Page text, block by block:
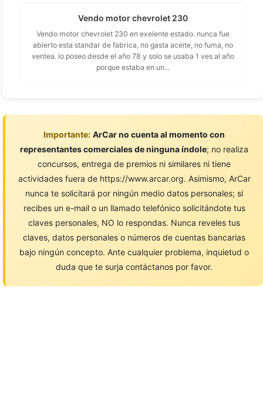
Vendo motor chevrolet 230
Vendo motor chevrolet 230 en exelente estado. nunca fue
abierto esta standar de fabrica, no gasta aceite, no fuma, no
ventea. lo poseo desde el año 78 y solo se usaba 1 ves al año
porque estaba en un...
Importante: ArCar no cuenta al momento con
representantes comerciales de ninguna índole; no realiza
concursos, entrega de premios ni similares ni tiene
actividades fuera de https://www.arcar.org. Asimismo, ArCar
nunca te solicitará por ningún medio datos personales; si
recibes un e-mail o un llamado telefónico solicitándote tus
claves personales, NO lo respondas. Nunca reveles tus
claves, datos personales o números de cuentas bancarias
bajo ningún concepto. Ante cualquier problema, inquietud o
duda que te surja contáctanos por favor.